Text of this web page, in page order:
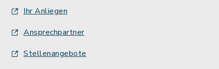
Ihr Anliegen
Ansprechpartner
Stellenangebote